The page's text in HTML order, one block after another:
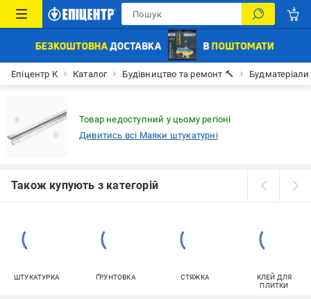
Епіцентр К Каталог Будівництво та ремонт 🔨 Будматеріали
Товар недоступний у цьому регіоні
Дивитись всі Маяки штукатурні
Також купують з категорій
ШТУКАТУРКА ҐРУНТОВКА СТЯЖКА
КЛЕЙ ДЛЯ
ПЛИТКИ